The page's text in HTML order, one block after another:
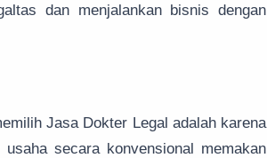
dan menjalankan bisnis dengan
Jasa Dokter Legal adalah karena
secara konvensional memakan